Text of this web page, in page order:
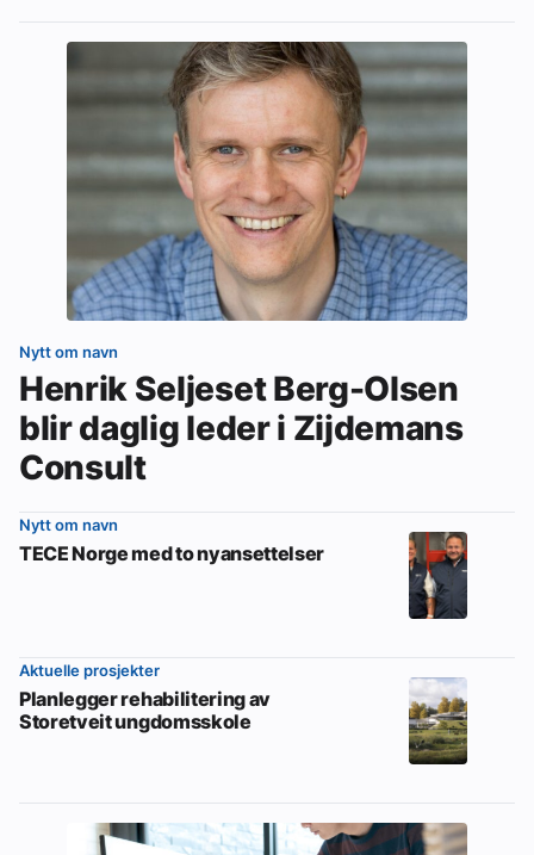
Nytt om navn
Henrik Seljeset Berg-Olsen
blir daglig leder i Zijdemans
Consult
Nytt om navn
TECE Norge med to nyansettelser
Aktuelle prosjekter
Planlegger rehabilitering av
Storetveit ungdomsskole